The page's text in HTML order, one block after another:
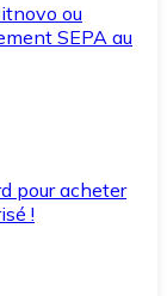
ou
SEPA au
pour acheter
!